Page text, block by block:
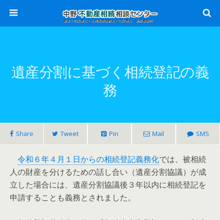
遺産分割に基づく相続登記の義
務
Share Tweet Pin Mail SMS
令和６年４月１日からの相続登記義務化では、被相続
人の財産を分けるための話し合い（遺産分割協議）が成
立した場合には、遺産分割協議後３年以内に相続登記を
申請することも義務とされました。